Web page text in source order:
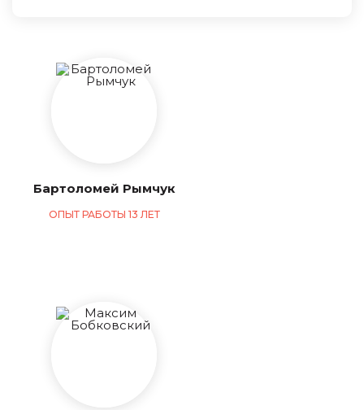
Бартоломей Рымчук
ОПЫТ РАБОТЫ 13 ЛЕТ